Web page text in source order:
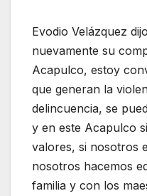
Evodio Velázquez
nuevamente su
Acapulco, estoy
que generan la
delincuencia, se
y en este Acapulco
valores, si nosotros
nosotros hacemos
familia y con los